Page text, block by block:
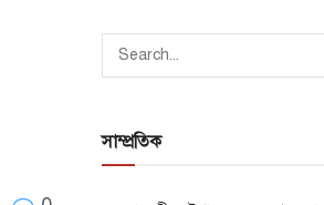
সাম্প্রতিক